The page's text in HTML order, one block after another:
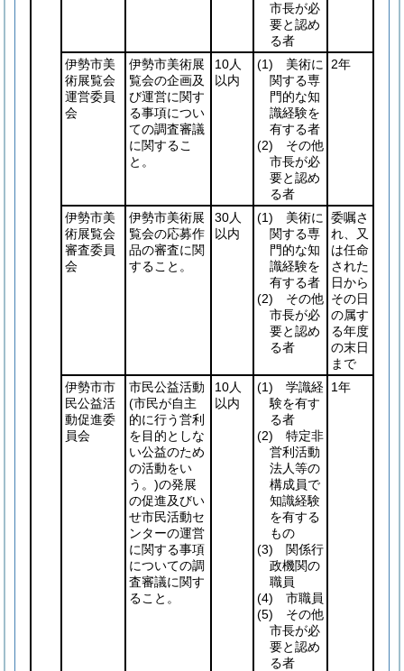
市長が必
要と認め
る者
伊勢市美
術展覧会
運営委員
会
伊勢市美術展
覧会の企画及
び運営に関す
る事項につい
ての調査審議
に関するこ
と。
10人
以内
(1) 美術に
関する専
門的な知
識経験を
有する者
(2) その他
市長が必
要と認め
る者
2年
伊勢市美
術展覧会
審査委員
会
伊勢市美術展
覧会の応募作
品の審査に関
すること。
30人
以内
(1) 美術に
関する専
門的な知
識経験を
有する者
(2) その他
市長が必
要と認め
る者
委嘱さ
れ、又
は任命
された
日から
その日
の属す
る年度
の末日
まで
伊勢市市
民公益活
動促進委
員会
市民公益活動
(市民が自主
的に行う営利
を目的としな
い公益のため
の活動をい
う。)の発展
の促進及びい
せ市民活動セ
ンターの運営
に関する事項
についての調
査審議に関す
ること。
10人
以内
(1) 学識経
験を有す
る者
(2) 特定非
営利活動
法人等の
構成員で
知識経験
を有する
もの
(3) 関係行
政機関の
職員
(4) 市職員
(5) その他
市長が必
要と認め
る者
1年